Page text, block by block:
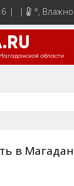
| | °,
области
в